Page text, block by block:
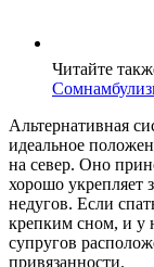
Читайте
Альтернативная
идеальное
на север. Оно
хорошо укрепляет
недугов. Если
крепким сном, и у
супругов
привязанности.